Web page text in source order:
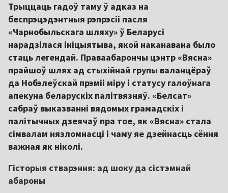
Трыццаць гадоў таму ў адказ на
беспрэцэдэнтныя рэпрэсіі пасля
«Чарнобыльскага шляху» ў Беларусі
нарадзілася ініцыятыва, якой наканавана было
стаць легендай. Праваабарончы цэнтр «Вясна»
прайшоў шлях ад стыхійнай групы валанцёраў
да Нобэлеўскай прэміі міру і статусу галоўнага
апекуна беларускіх палітвязняў. «Белсат»
сабраў выказванні вядомых грамадскіх і
палітычных дзеячаў пра тое, як «Вясна» стала
сімвалам нязломнасці і чаму яе дзейнасць сёння
важная як ніколі.
Гісторыя стварэння: ад шоку да сістэмнай
абароны